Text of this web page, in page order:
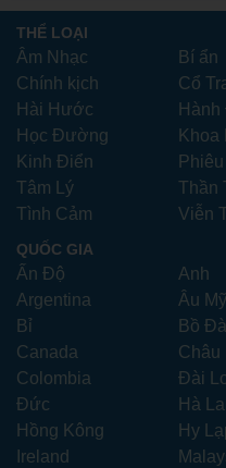
THỂ LOẠI
Âm Nhạc Bí ẩn
Chính kịch
Cổ
Hài Hước
Học Đường
Khoa
Kinh Điển
Tâm Lý
Thần
Tình Cảm
Viễn
QUỐC GIA
Ấn Độ Anh
Argentina
Âu Mỹ
Bỉ
Bồ
Canada
Châu
Colombia
Đài
Đức
Hà
Hồng Kông
Hy
Ireland